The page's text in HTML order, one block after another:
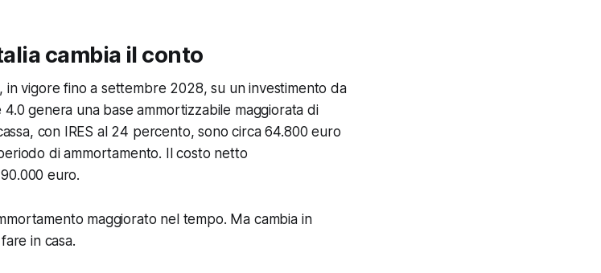
cambia il conto
in vigore fino a settembre 2028, su un investimento da
genera una base ammortizzabile maggiorata di
con IRES al 24 percento, sono circa 64.800 euro
di ammortamento. Il costo netto
euro.
maggiorato nel tempo. Ma cambia in
in casa.